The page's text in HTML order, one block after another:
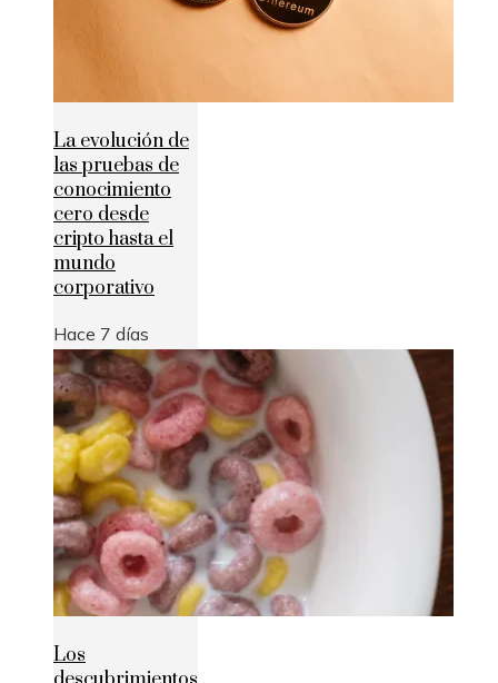
La evolución de
las pruebas de
conocimiento
cero desde
cripto hasta el
mundo
corporativo
Hace 7 días
Los